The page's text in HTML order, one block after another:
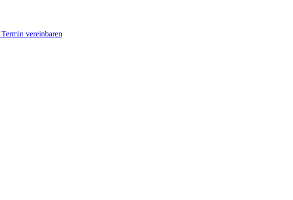
Termin vereinbaren